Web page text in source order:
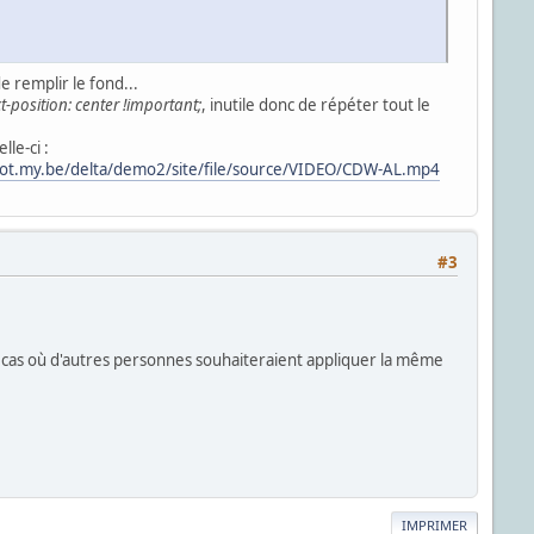
remplir le fond...
position: center !important;, inutile donc de répéter tout le
ci :
delta/demo2/site/file/source/VIDEO/CDW-AL.mp4
#3
où d'autres personnes souhaiteraient appliquer la même
IMPRIMER